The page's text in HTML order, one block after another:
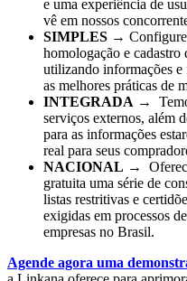
e uma experiência de
vê em nossos
SIMPLES → Configure
homologação e
utilizando informações e
as melhores práticas de
INTEGRADA →
serviços externos, além
para as informações
real para seus
NACIONAL →
gratuita uma série de
listas restritivas e
exigidas em processos
empresas no Brasil.
Agende agora uma